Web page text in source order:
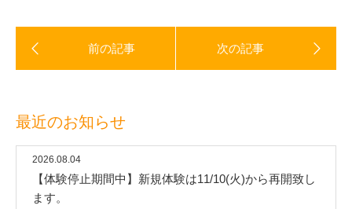
最近のお知らせ
2026.08.04
【体験停止期間中】新規体験は11/10(火)から再開致し
ます。